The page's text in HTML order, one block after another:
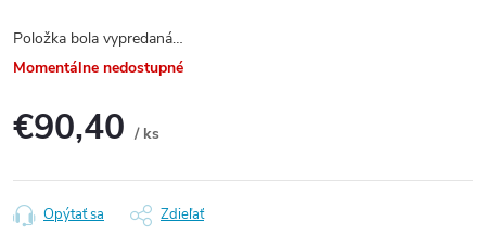
Položka bola vypredaná…
Momentálne nedostupné
€90,40 / ks
cena:
Opýtať sa Zdieľať